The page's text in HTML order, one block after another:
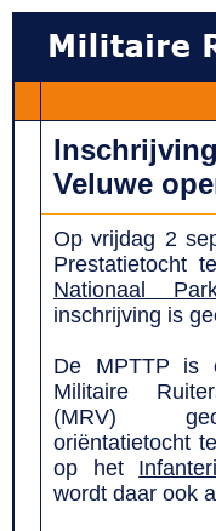
Veluwe
Op vrijdag 2
Prestatietocht
Nationaal
inschrijving is
De MPTTP is
Militaire
(MRV)
oriëntatietocht
op het
wordt daar ook